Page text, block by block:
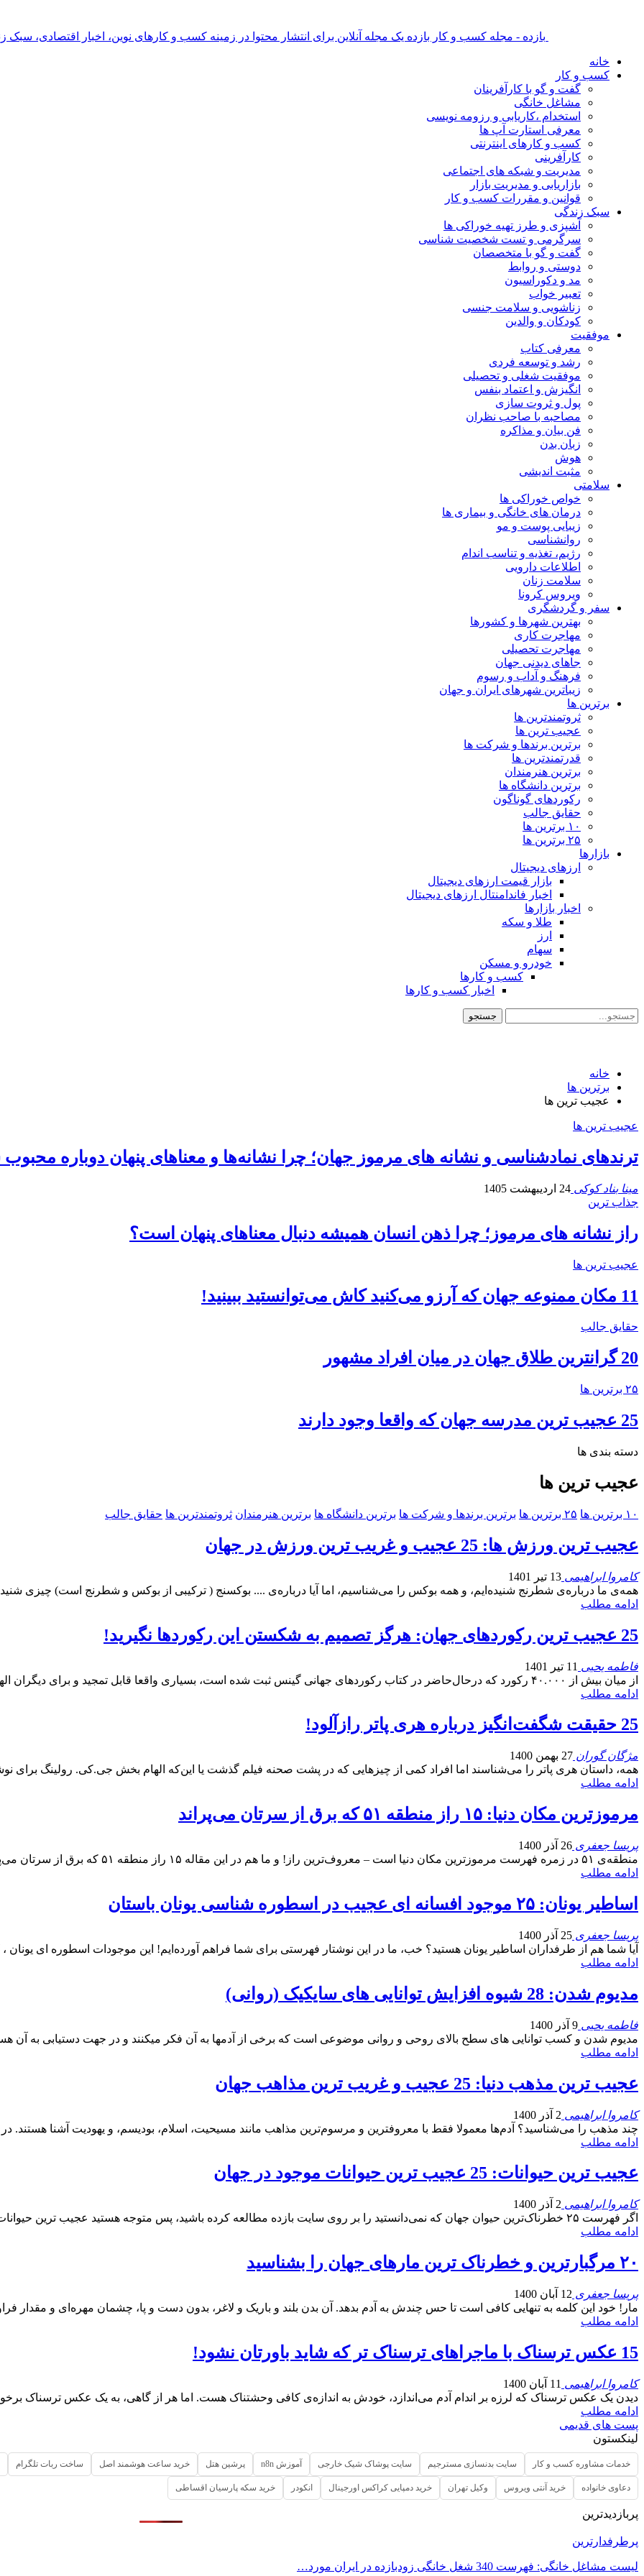
بازده - مجله کسب و کار بازده یک مجله آنلاین برای انتشار محتوا در زمینه کسب و کارهای نوین، اخبار اقتصادی، سبک
خانه
کسب و کار
گفت و گو با کارآفرینان
مشاغل خانگی
استخدام ،کاریابی و رزومه نویسی
معرفی استارت آپ ها
کسب و کارهای اینترنتی
کارآفرینی
مدیریت و شبکه های اجتماعی
بازاریابی و مدیریت بازار
قوانین و مقررات کسب و کار
سبک زندگی
آشپزی و طرز تهیه خوراکی ها
سرگرمی و تست شخصیت شناسی
گفت و گو با متخصصان
دوستی و روابط
مد و دکوراسیون
تعبیر خواب
زناشویی و سلامت جنسی
کودکان و والدین
موفقیت
معرفی کتاب
رشد و توسعه فردی
موفقیت شغلی و تحصیلی
انگیزش و اعتماد بنفس
پول و ثروت سازی
مصاحبه با صاحب نظران
فن بیان و مذاکره
زبان بدن
هوش
مثبت اندیشی
سلامتی
خواص خوراکی ها
درمان های خانگی و بیماری ها
زیبایی پوست و مو
روانشناسی
رژیم، تغذیه و تناسب اندام
اطلاعات دارویی
سلامت زنان
ویروس کرونا
سفر و گردشگری
بهترین شهرها و کشورها
مهاجرت کاری
مهاجرت تحصیلی
جاهای دیدنی جهان
فرهنگ و آداب و رسوم
زیباترین شهرهای ایران و جهان
برترین ها
ثروتمندترین ها
عجیب ترین ها
برترین برندها و شرکت ها
قدرتمندترین ها
برترین هنرمندان
برترین دانشگاه ها
رکوردهای گوناگون
حقایق جالب
۱۰ برترین ها
۲۵ برترین ها
بازارها
ارزهای دیجیتال
بازار قیمت ارزهای دیجیتال
اخبار فاندامنتال ارزهای دیجیتال
اخبار بازارها
طلا و سکه
ارز
سهام
خودرو و مسکن
کسب و کارها
اخبار کسب و کارها
خانه
برترین ها
عجیب ترین ها
عجیب ترین ها
ترندهای نمادشناسی و نشانه های مرموز جهان؛ چرا نشانه‌ها و معناهای پنهان دوباره
مینا بناد کوکی 24 اردیبهشت 1405
جذاب ترین
راز نشانه های مرموز؛ چرا ذهن انسان همیشه دنبال معناهای پنهان است؟
عجیب ترین ها
11 مکان ممنوعه جهان که آرزو می‌کنید کاش می‌توانستید ببینید!
حقایق جالب
20 گرانترین طلاق جهان در میان افراد مشهور
۲۵ برترین ها
25 عجیب ترین مدرسه جهان که واقعا وجود دارند
دسته بندی ها
عجیب ترین ها
۱۰ برترین ها ۲۵ برترین ها برترین برندها و شرکت ها برترین دانشگاه ها برترین هنرمندان ثروتمندترین ها حقایق جالب
عجیب‌ ترین ورزش ها: 25 عجیب و غریب ترین ورزش در جهان
کامروا ابراهیمی 13 تیر 1401
همه‌ی ما درباره‌ی شطرنج شنیده‌ایم، و همه بوکس را می‌شناسیم، اما آیا درباره‌ی .... بوکسنج ( ترکیبی از بوکس و شطرنج است) چیزی
ادامه مطلب
25 عجیب ترین رکوردهای جهان: هرگز تصمیم به شکستن این رکوردها نگیرید!
فاطمه یحیی 11 تیر 1401
از میان بیش از ۴۰.۰۰۰ رکورد که درحال‌حاضر در کتاب رکوردهای جهانی گینس ثبت شده است، بسیاری واقعا قابل تمجید و برای دیگران الهام بخش هستند.…
ادامه مطلب
25 حقیقت شگفت‌انگیز درباره هری پاتر رازآلود!
مژگان گوران 27 بهمن 1400
همه، داستان هری پاتر را می‌شناسند اما افراد کمی از چیزهایی که در پشت صحنه فیلم گذشت یا این‌که الهام بخش جی.کی. رولینگ برای
ادامه مطلب
مرموزترین مکان دنیا: ۱۵ راز منطقه ۵۱ که برق از سرتان می‌پراند
پریسا جعفری 26 آذر 1400
منطقه‌ی ۵۱ در زمره فهرست مرموزترین مکان دنیا است – معروف‌ترین راز! و ما هم در این مقاله ۱۵ راز منطقه ۵۱ که برق از سرتان می‌پراند را برای شما…
ادامه مطلب
اساطیر یونان: ۲۵ موجود افسانه ای عجیب در اسطوره شناسی یونان باستان
پریسا جعفری 25 آذر 1400
آیا شما هم از طرفداران اساطیر یونان هستید؟ خب، ما در این نوشتار فهرستی برای شما فراهم آورده‌ایم! این موجودات اسطوره ای
ادامه مطلب
مدیوم شدن: 28 شیوه افزایش توانایی های سایکیک (روانی)
فاطمه یحیی 9 آذر 1400
مدیوم شدن و کسب توانایی های سطح بالای روحی و روانی موضوعی است که برخی از آدمها به آن فکر میکنند و در جهت دستیابی به آن
ادامه مطلب
عجیب ترین مذهب دنیا: 25 عجیب و غریب ترین مذاهب جهان
کامروا ابراهیمی 2 آذر 1400
چند مذهب را می‌شناسید؟ آدم‌ها معمولا فقط با معروفترین و مرسوم‌ترین مذاهب مانند مسیحیت، اسلام، بودیسم، و یهودیت آشنا هستند.
ادامه مطلب
عجیب ترین حیوانات: 25 عجیب ترین حیوانات موجود در جهان
کامروا ابراهیمی 2 آذر 1400
اگر فهرست ۲۵ خطرناک‌ترین حیوان جهان که نمی‌دانستید را بر روی سایت بازده مطالعه کرده باشید، پس متوجه هستید عجیب ترین حیوانات در حیات وحش وجود…
ادامه مطلب
۲۰ مرگبارترین و خطرناک ترین مارهای جهان را بشناسید
پریسا جعفری 12 آبان 1400
مار! خود این کلمه به تنهایی کافی است تا حس چندش به آدم بدهد. آن بدن بلند و باریک و لاغر، بدون دست و پا، چشمان مهره‌ای و مقدار
ادامه مطلب
15 عکس ترسناک با ماجراهای ترسناک تر که شاید باورتان نشود!
کامروا ابراهیمی 11 آبان 1400
دیدن یک عکس ترسناک که لرزه بر اندام آدم می‌اندازد، خودش به اندازه‌ی کافی وحشتناک هست. اما هر از گاهی، به یک عکس ترسناک
ادامه مطلب
پست های قدیمی
لینکستون
خدمات مشاوره کسب و کار سایت بدنسازی مسترجیم سایت پوشاک شیک خارجی آموزش n8n پرشین هتل خرید ساعت هوشمند اصل ساخت ربات تلگرام
دعاوی خانواده خرید آنتی ویروس وکیل تهران خرید دمپایی کراکس اورجینال انکودر خرید سکه پارسیان اقساطی
پربازدیدترین
پرطرفدارترین
لیست مشاغل خانگی: فهرست 340 شغل خانگی زودبازده در ایران مورد…